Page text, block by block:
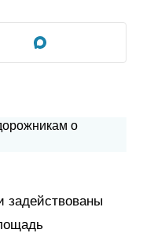
задействованы